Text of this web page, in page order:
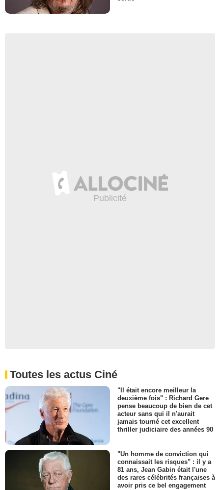
Toutes les actus Ciné
"Il était encore meilleur la
deuxième fois" : Richard Gere
pense beaucoup de bien de cet
acteur sans qui il n'aurait
jamais tourné cet excellent
thriller judiciaire des années 90
"Un homme de conviction qui
connaissait les risques" : il y a
81 ans, Jean Gabin était l'une
des rares célébrités françaises à
avoir pris ce bel engagement